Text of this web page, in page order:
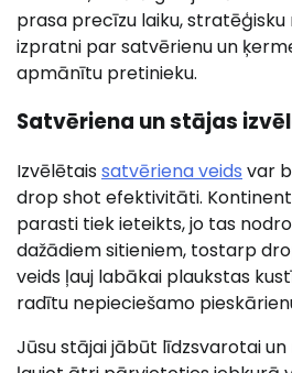
prasa precīzu laiku,
izpratni par satvērienu un
apmānītu pretinieku.
Satvēriena un stājas
Izvēlētaissatvēriena veids var
drop shot efektivitāti.
parasti tiek ieteikts, jo tas
dažādiem sitieniem, tostarp
veids ļauj labākai plaukstas
radītu nepieciešamo
Jūsu stājai jābūt līdzsvarotai